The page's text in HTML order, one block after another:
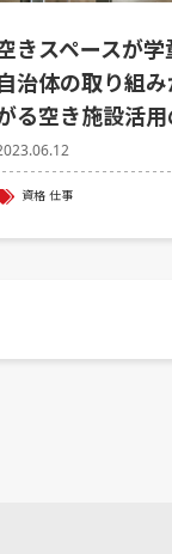
きスペースが学
治体の取り組
る空き施設活
資格 仕事